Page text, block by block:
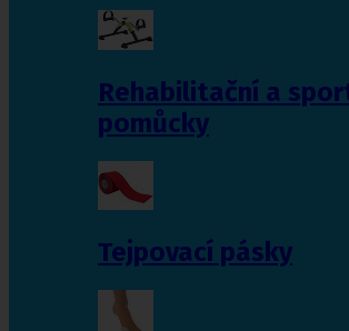
Rehabilitační a
pomůcky
Tejpovací pásky